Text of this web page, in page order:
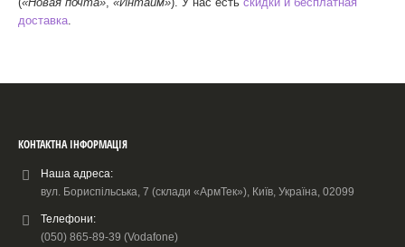
доставка.
КОНТАКТНА ІНФОРМАЦІЯ
Наша адреса:
вул. Бориспільська, 7 (склади «АрмТек»), Київ, Україна, 02099
Телефони:
(050) 865-89-39 (Vodafone)